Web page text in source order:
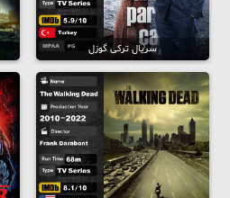
سریال ترکی گوزل